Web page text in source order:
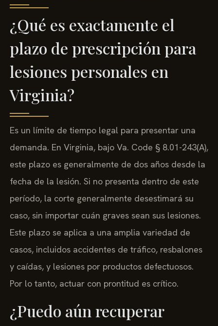
¿Qué es exactamente el
plazo de prescripción para
lesiones personales en
Virginia?
Es un límite de tiempo legal para presentar una
demanda. En Virginia, bajo Va. Code § 8.01-243(A),
este plazo es generalmente de dos años desde la
fecha de la lesión. Si no presenta dentro de este
período, la corte generalmente desestimará su
caso, sin importar cuán graves sean sus lesiones.
Este plazo se aplica a una amplia variedad de
casos, incluidos accidentes de tráfico, resbalones
y caídas, y lesiones por productos defectuosos.
Por lo tanto, actuar con prontitud es crítico.
¿Puedo aún recuperar